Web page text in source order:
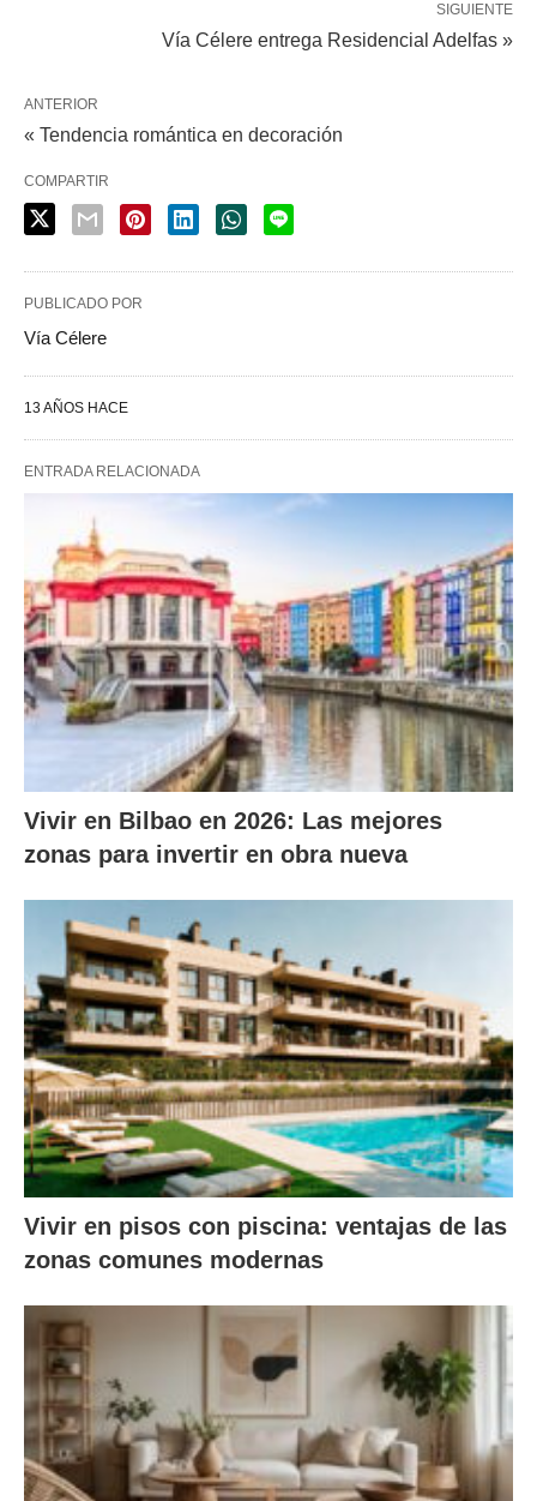
SIGUIENTE
Vía Célere entrega Residencial Adelfas »
ANTERIOR
« Tendencia romántica en decoración
COMPARTIR
PUBLICADO POR
Vía Célere
13 AÑOS HACE
ENTRADA RELACIONADA
Vivir en Bilbao en 2026: Las mejores
zonas para invertir en obra nueva
Vivir en pisos con piscina: ventajas de las
zonas comunes modernas